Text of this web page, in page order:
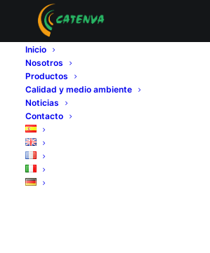
Inicio
Nosotros
Productos
Calidad y medio ambiente
Noticias
Contacto
¿Es apto el